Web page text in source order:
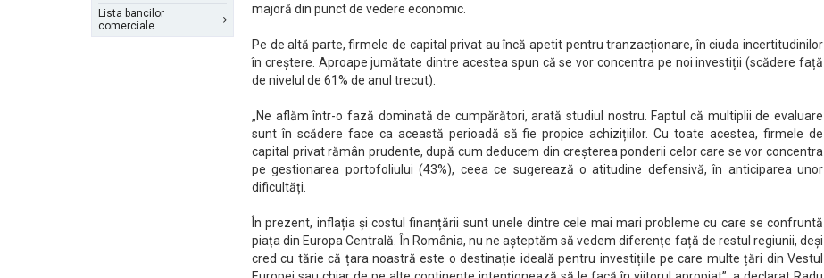
Lista bancilor
comerciale
majoră din punct de vedere economic.
Pe de altă parte, firmele de capital privat au încă apetit pentru tranzacționare, în ciuda incertitudinilor
în creștere. Aproape jumătate dintre acestea spun că se vor concentra pe noi investiții (scădere față
de nivelul de 61% de anul trecut).
„Ne aflăm într-o fază dominată de cumpărători, arată studiul nostru. Faptul că multiplii de evaluare
sunt în scădere face ca această perioadă să fie propice achizițiilor. Cu toate acestea, firmele de
capital privat rămân prudente, după cum deducem din creșterea ponderii celor care se vor concentra
pe gestionarea portofoliului (43%), ceea ce sugerează o atitudine defensivă, în anticiparea unor
dificultăți.
În prezent, inflația și costul finanțării sunt unele dintre cele mai mari probleme cu care se confruntă
piața din Europa Centrală. În România, nu ne așteptăm să vedem diferențe față de restul regiunii, deși
cred cu tărie că țara noastră este o destinație ideală pentru investițiile pe care multe țări din Vestul